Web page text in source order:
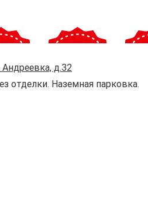
д.32
отделки. Наземная парковка.